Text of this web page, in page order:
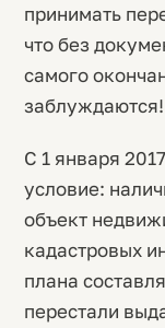
принимать
что без
самого
заблуждаются!
С 1 января
условие:
объект
кадастровых
плана
перестали